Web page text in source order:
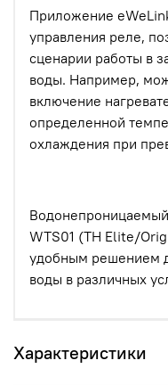
Приложение
управления реле,
сценарии работы в
воды. Например,
включение
определенной
охлаждения при
WTS01 (TH Elite/
удобным решением
воды в различных
Характеристики